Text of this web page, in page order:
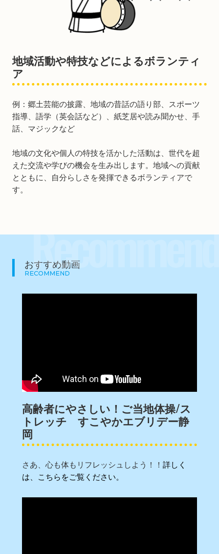
地域活動や特技などによるボランティ
ア
例：郷土芸能の披露、地域の昔話の語り部、スポーツ
指導、語学（英会話など）、紙芝居や読み聞かせ、手
話、マジックなど
地域の文化や個人の特技を活かした活動は、世代を超
えた交流や学びの機会を生み出します。地域への貢献
とともに、自分らしさを発揮できるボランティアで
す。
Recommend
おすすめ動画
RECOMMEND
高齢者にやさしい！ご当地体操/ス
トレッチ すこやかエブリデー静
岡
さあ、心も体もリフレッシュしよう！！ 詳しく
は、こちらをご覧ください。